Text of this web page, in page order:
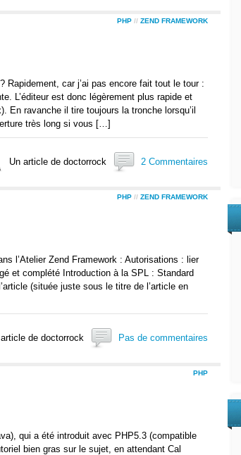
PHP // ZEND FRAMEWORK
Rapidement, car j’ai pas encore fait tout le tour :
L’éditeur est donc légèrement plus rapide et
En ravanche il tire toujours la tronche lorsqu’il
très long si vous […]
Un article de doctorrock 2 Commentaires
PHP // ZEND FRAMEWORK
l’Atelier Zend Framework : Autorisations : lier
et complété Introduction à la SPL : Standard
(située juste sous le titre de l’article en
de doctorrock Pas de commentaires
PHP
qui a été introduit avec PHP5.3 (compatible
bien gras sur le sujet, en attendant Cal